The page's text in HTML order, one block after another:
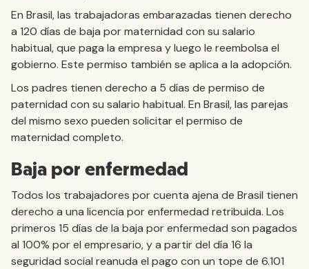
En Brasil, las trabajadoras embarazadas tienen derecho
a 120 días de baja por maternidad con su salario
habitual, que paga la empresa y luego le reembolsa el
gobierno. Este permiso también se aplica a la adopción.
Los padres tienen derecho a 5 días de permiso de
paternidad con su salario habitual. En Brasil, las parejas
del mismo sexo pueden solicitar el permiso de
maternidad completo.
Baja por enfermedad
Todos los trabajadores por cuenta ajena de Brasil tienen
derecho a una licencia por enfermedad retribuida. Los
primeros 15 días de la baja por enfermedad son pagados
al 100% por el empresario, y a partir del día 16 la
seguridad social reanuda el pago con un tope de 6.101